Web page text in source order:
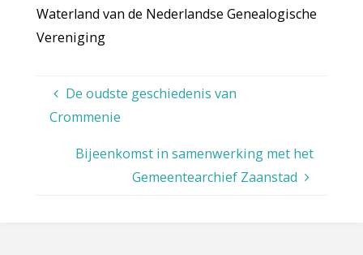
Waterland van de Nederlandse Genealogische
Vereniging
De oudste geschiedenis van
Crommenie
Bijeenkomst in samenwerking met het
Gemeentearchief Zaanstad